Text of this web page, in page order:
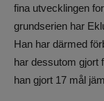
fina utvecklingen
grundserien har
Han har därmed
har dessutom gjort
han gjort 17 mål